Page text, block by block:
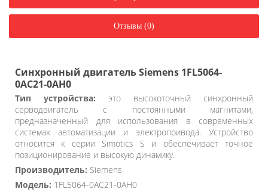
Отзывы (0)
Синхронный двигатель Siemens 1FL5064-
0AC21-0AH0
Тип устройства: это высокоточный синхронный
серводвигатель с постоянными магнитами,
предназначенный для использования в современных
системах автоматизации и электропривода. Устройство
относится к серии Simotics S и обеспечивает точное
позиционирование и высокую динамику.
Производитель: Siemens
Модель: 1FL5064-0AC21-0AH0